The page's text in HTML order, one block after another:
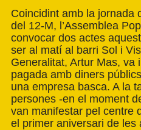
Coincidint amb la jornada
del 12-M, l’Assemblea
convocar dos actes
ser al matí al barri Sol i
Generalitat, Artur Mas, va
pagada amb diners
una empresa basca. A la
persones -en el moment
van manifestar pel centre
el primer aniversari de les